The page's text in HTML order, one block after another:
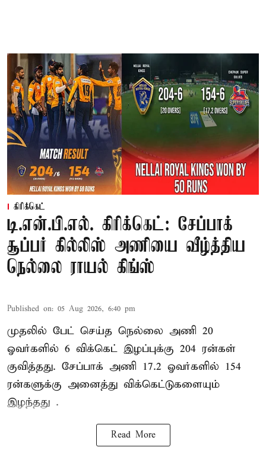
கிரிக்கெட்
டி.என்.பி.எல். கிரிக்கெட்: சேப்பாக்
சூப்பர் கில்லிஸ் அணியை வீழ்த்திய
நெல்லை ராயல் கிங்ஸ்
Published on: 05 Aug 2026, 6:40 pm
முதலில் பேட் செய்த நெல்லை அணி 20
ஓவர்களில் 6 விக்கெட் இழப்புக்கு 204 ரன்கள்
குவித்தது. சேப்பாக் அணி 17.2 ஓவர்களில் 154
ரன்களுக்கு அனைத்து விக்கெட்டுகளையும்
இழந்தது .
Read More